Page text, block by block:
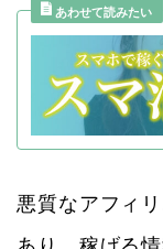
悪質なアフィ